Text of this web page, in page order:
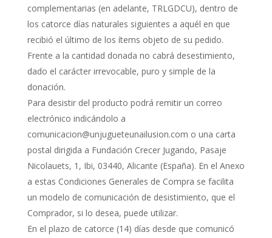
complementarias (en adelante, TRLGDCU), dentro de
los catorce días naturales siguientes a aquél en que
recibió el último de los ítems objeto de su pedido.
Frente a la cantidad donada no cabrá desestimiento,
dado el carácter irrevocable, puro y simple de la
donación.
Para desistir del producto podrá remitir un correo
electrónico indicándolo a
comunicacion@unjugueteunailusion.com o una carta
postal dirigida a Fundación Crecer Jugando, Pasaje
Nicolauets, 1, Ibi, 03440, Alicante (España). En el Anexo
a estas Condiciones Generales de Compra se facilita
un modelo de comunicación de desistimiento, que el
Comprador, si lo desea, puede utilizar.
En el plazo de catorce (14) días desde que comunicó